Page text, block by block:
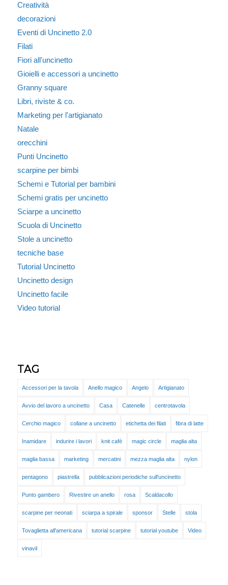
Creatività
decorazioni
Eventi di Uncinetto 2.0
Filati
Fiori all'uncinetto
Gioielli e accessori a uncinetto
Granny square
Libri, riviste & co.
Marketing per l'artigianato
Natale
orecchini
Punti Uncinetto
scarpine per bimbi
Schemi e Tutorial per bambini
Schemi gratis per uncinetto
Sciarpe a uncinetto
Scuola di Uncinetto
Stole a uncinetto
tecniche base
Tutorial Uncinetto
Uncinetto design
Uncinetto facile
Video tutorial
TAG
Accessori per la tavola Anello magico Angelo Artigianato
Avvio del lavoro a uncinetto Casa Catenelle centrotavola
Cerchio magico collane a uncinetto etichetta dei filati fibra di latte
Inamidare indurire i lavori knit cafè magic circle maglia alta
maglia bassa marketing mercatini mezza maglia alta nylon
pentagono piastrella pubblicazioni periodiche sull'uncinetto
Punto gambero Rivestire un anello rosa Scaldacollo
scarpine per neonati sciarpa a spirale sponsor Stelle stola
Tovaglietta all'americana tutorial scarpine tutorial youtube Video
vinavil